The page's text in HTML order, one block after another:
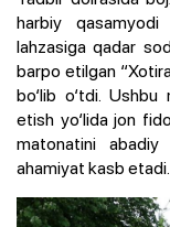
harbiy
lahzasiga qadar
barpo etilgan
bo‘lib o‘tdi.
etish yo‘lida jon
matonatini
ahamiyat kasb etadi.